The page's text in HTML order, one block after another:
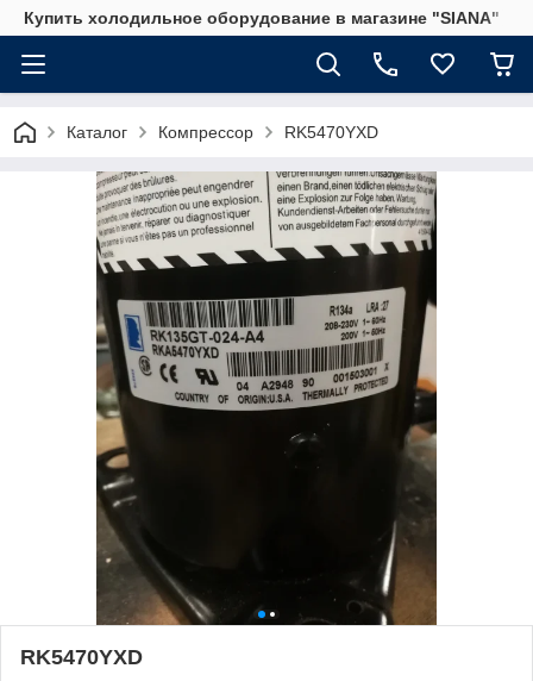
Купить холодильное оборудование в магазине "SIANA"
Каталог Компрессор RK5470YXD
RK5470YXD